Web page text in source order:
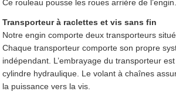
Ce rouleau pousse les roues arrière de l’engin.
Transporteur à raclettes et vis sans fin
Notre engin comporte deux transporteurs
Chaque transporteur comporte son propre
indépendant. L’embrayage du transporteur
cylindre hydraulique. Le volant à chaînes
la puissance vers la vis.